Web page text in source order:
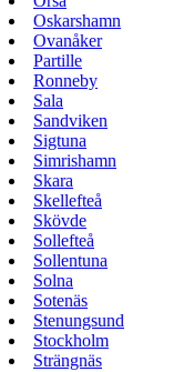
Oskarshamn
Ovanåker
Partille
Ronneby
Sala
Sandviken
Sigtuna
Simrishamn
Skara
Skellefteå
Skövde
Sollefteå
Sollentuna
Solna
Sotenäs
Stenungsund
Stockholm
Strängnäs